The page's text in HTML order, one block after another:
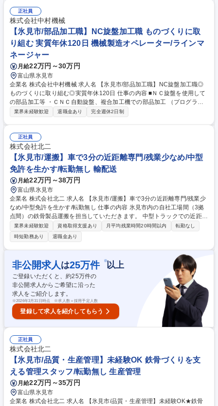
造、組み立てまでを一貫して行う企業でものづくりのスキルを磨くことが
できます。 募集職種 氷見市【板金溶接】冷暖房完備の快適な環境◎実質
年休120日/土日休＆フレックス
正社員
株式会社中村機械
【氷見市/部品加工職】NC旋盤加工職 ものづくりに取
り組む 実質年休120日 機械製造オペレーター/ラインマ
ネージャー
月給22万円～30万円
富山県氷見市
企業名 株式会社中村機械 求人名 【氷見市/部品加工職】NC旋盤加工職◎
ものづくりに取り組む◎実質年休120日 仕事の内容 ■ＮＣ旋盤を使用して
の部品加工等 ・ＣＮＣ自動旋盤、複合加工機での部品加工 （プログラム
作成含む） ◎最新鋭かつ多様な工作機械を導入し続けているため、ものづ
とができます。 募集職種 【氷見市/部品加工職】NC旋盤加工職◎ものづく
りに取り組む◎実質年休120日
業界未経験歓迎 退職金あり 完全週休2日制
正社員
株式会社北二
【氷見市/運搬】車で3分の近距離専門/残業少なめ/中型
免許を生かす/転勤無し 輸配送
月給22万円～38万円
富山県氷見市
企業名 株式会社北二 求人名 【氷見市/運搬】車で3分の近距離専門/残業少
なめ/中型免許を生かす/転勤無し 仕事の内容 氷見市内の自社工場間（3拠
点間）の鉄骨製品運搬を担当していただきます。 中型トラックでの近距離
運搬に加え、製品の積み込み・積み下ろし作業も行います。 【運搬距離】
車で3分程度で長距離運転はありません。毎日5～6往復が目安。 【積み下
ろしあり】クレーンや玉掛けを使用し、チームで積み込み・積み下ろしを
行います。 【他業務】運搬作業の合間には出荷の段取り・進捗確認なども
お任せします。 募集職種 【氷見市/運搬】車で3分の近距離専門/残業少な
め/中型免許を生かす/転勤無し
業界未経験歓迎 資格取得支援あり 月平均残業時間20時間以内
転勤なし
時短勤務あり
退職金あり
非公開求人 は25万件 ※以上
ご登録いただくと、約25万件の
非公開求人からご希望に沿った
求人をご紹介します。
※2026年3月31日時点 ※求人数＝採用予定人数
登録して求人を紹介してもらう
正社員
株式会社北二
【氷見市/品質・生産管理】未経験OK 鉄骨づくりを支
える管理スタッフ/転勤無し 生産管理
月給22万円～35万円
富山県氷見市
企業名 株式会社北二 求人名 【氷見市/品質・生産管理】未経験OK★鉄骨